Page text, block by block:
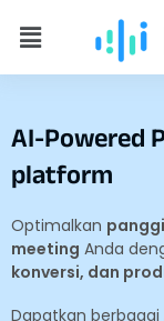
AI-Powered
platform
Optimalkan
meeting Anda
konversi, dan
Dapatkan berbagai